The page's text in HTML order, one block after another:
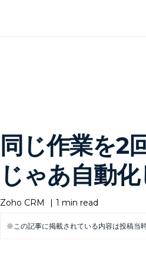
同じ作業を2
じゃあ自動
Zoho CRM | 1 min read
※この記事に掲載されている内容は投稿当